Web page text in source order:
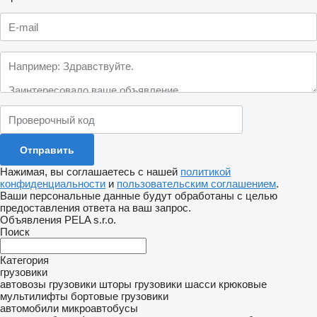
Нажимая, вы соглашаетесь с нашей политикой
конфиденциальности и пользовательским соглашением.
Ваши персональные данные будут обработаны с целью
предоставления ответа на ваш запрос.
Объявления PELA s.r.o.
Поиск
Категория
грузовики
автовозы грузовики шторы грузовики шасси крюковые
мультилифты бортовые грузовики
автомобили микроавтобусы